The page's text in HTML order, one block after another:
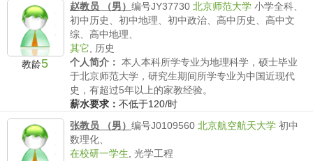
薪水要求：不低于120/时
教龄5
赵教员 （男） 编号JY37730 北京师范大学 小学全科、
初中历史、初中地理、初中政治、高中历史、高中文
综、高中地理、
其它
历史
个人简介： 本人本科所学专业为地理科学，硕士毕业
于北京师范大学，研究生期间所学专业为中国近现代
史，有超过5年以上的家教经验。
薪水要求： 不低于120/时
张教员 （男） 编号J0109560 北京航空航天大学 初中
数理化、
在校研一学生 光学工程